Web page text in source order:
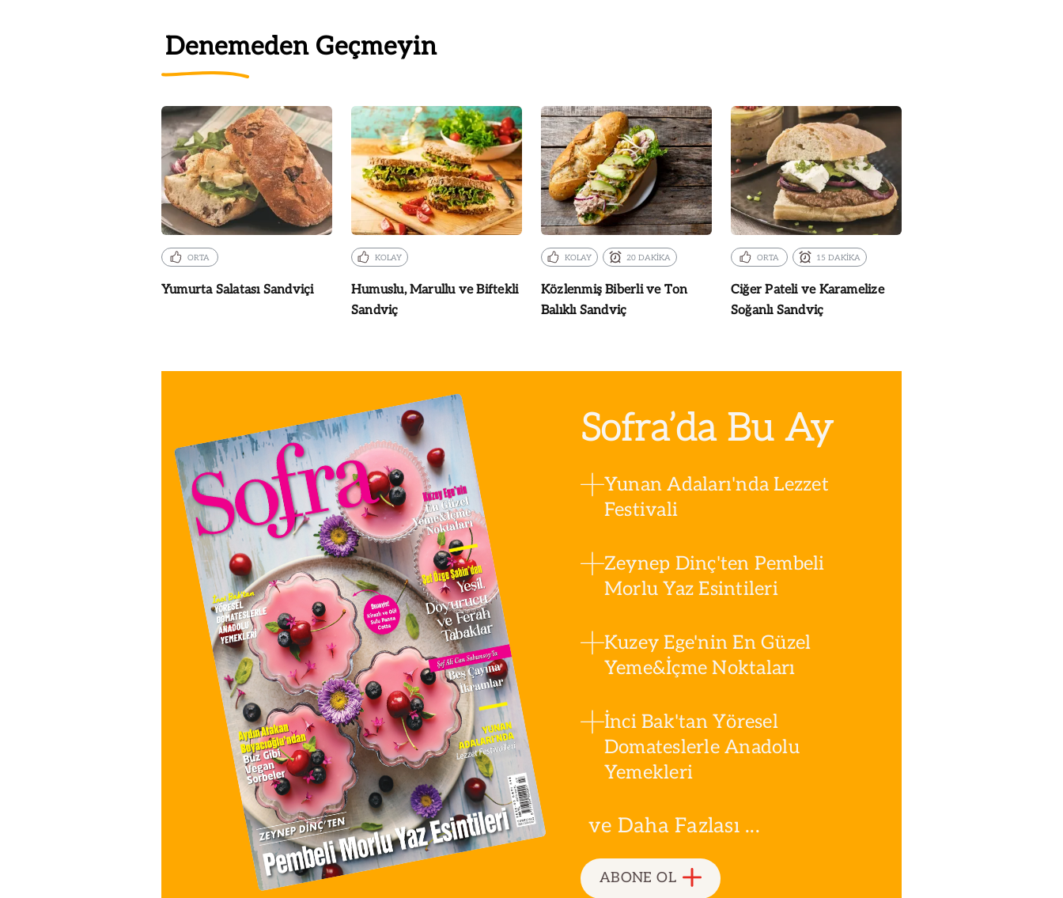
Denemeden Geçmeyin
ORTA
Yumurta Salatası Sandviçi
KOLAY
Humuslu, Marullu ve Biftekli
Sandviç
KOLAY 20 DAKİKA
Közlenmiş Biberli ve Ton
Balıklı Sandviç
ORTA 15 DAKİKA
Ciğer Pateli ve Karamelize
Soğanlı Sandviç
Sofra’da Bu Ay
Yunan Adaları'nda Lezzet
Festivali
Zeynep Dinç'ten Pembeli
Morlu Yaz Esintileri
Kuzey Ege'nin En Güzel
Yeme&İçme Noktaları
İnci Bak'tan Yöresel
Domateslerle Anadolu
Yemekleri
ve Daha Fazlası ...
ABONE OL